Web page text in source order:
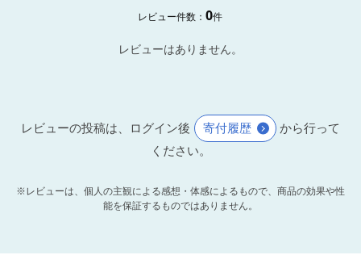
レビュー件数：0件
レビューはありません。
レビューの投稿は、ログイン後 寄付履歴
から行って
ください。
※レビューは、個人の主観による感想・体感によるもので、商品の効果や性
能を保証するものではありません。